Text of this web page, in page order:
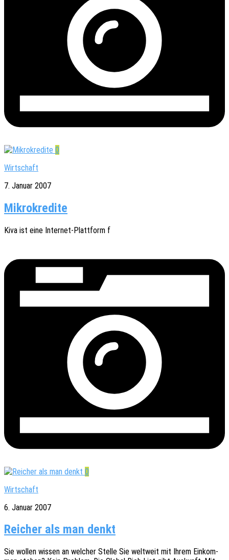
0
Wirtschaft
7. Januar 2007
Mikrokredite
Kiva ist eine Inter­­net-Plat­t­­form f
0
Wirtschaft
6. Januar 2007
Reicher als man denkt
Sie wollen wissen an welcher Stelle Sie welt­weit mit Ihrem Einkom­